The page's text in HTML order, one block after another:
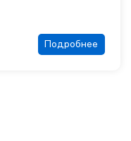
Подробнее